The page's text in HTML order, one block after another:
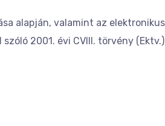
alapján, valamint az
2001. évi CVIII. törvény